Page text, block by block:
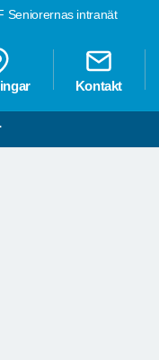
Seniorernas intranät
Kontakt